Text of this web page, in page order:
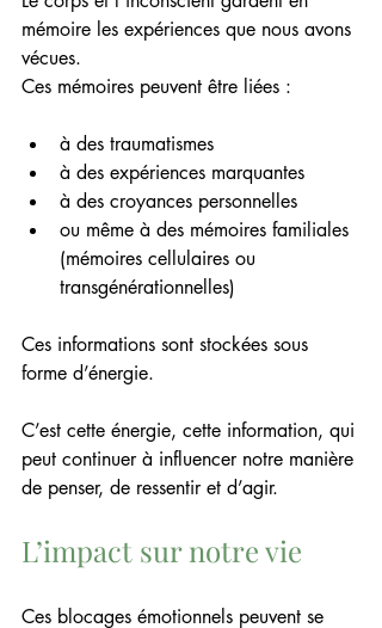
mémoire les expériences que nous avons
vécues.
Ces mémoires peuvent être liées :
à des traumatismes
à des expériences marquantes
à des croyances personnelles
ou même à des mémoires familiales
(mémoires cellulaires ou
transgénérationnelles)
Ces informations sont stockées sous
forme d’énergie.
C’est cette énergie, cette information, qui
peut continuer à influencer notre manière
de penser, de ressentir et d’agir.
L’impact sur notre vie
Ces blocages émotionnels peuvent se